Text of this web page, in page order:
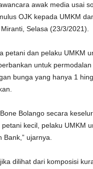
awak media usai
OJK kepada UMKM
Selasa (23/3/2021).
petani dan pelaku UMKM
untuk
bunga yang hanya 1
Bolango secara
kecil, pelaku UMKM
ujarnya.
dilihat dari komposisi